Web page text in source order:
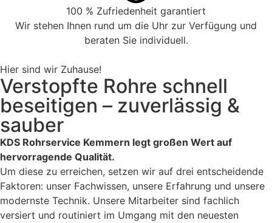
100 % Zufriedenheit garantiert
Wir stehen Ihnen rund um die Uhr zur Verfügung und
beraten Sie individuell.
Hier sind wir Zuhause!
Verstopfte Rohre schnell
beseitigen – zuverlässig &
sauber
KDS Rohrservice Kemmern legt großen Wert auf
hervorragende Qualität.
Um diese zu erreichen, setzen wir auf drei entscheidende
Faktoren: unser Fachwissen, unsere Erfahrung und unsere
modernste Technik. Unsere Mitarbeiter sind fachlich
versiert und routiniert im Umgang mit den neuesten